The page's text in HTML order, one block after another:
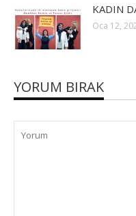
KADIN
Oca 12,
YORUM BIRAK